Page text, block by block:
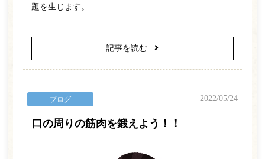
題を生じます。 …
記事を読む
口の周りの筋肉を鍛えよう！！
ブログ 2022/05/24